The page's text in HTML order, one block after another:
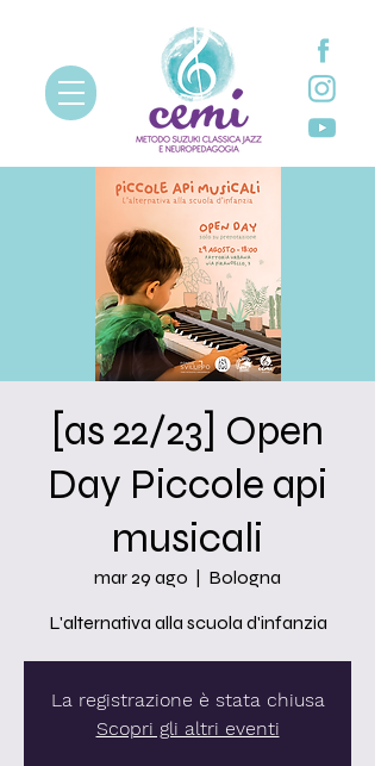
[as 22/23] Open
Day Piccole api
musicali
mar 29 ago
  |
Bologna
L'alternativa alla scuola d'infanzia
La registrazione è stata chiusa
Scopri gli altri eventi